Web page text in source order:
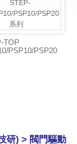
TOP
PSP10/PSP20
研) > 閥門驅動